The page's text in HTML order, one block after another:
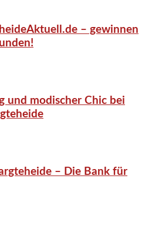
– gewinnen
und modischer Chic bei
– Die Bank für